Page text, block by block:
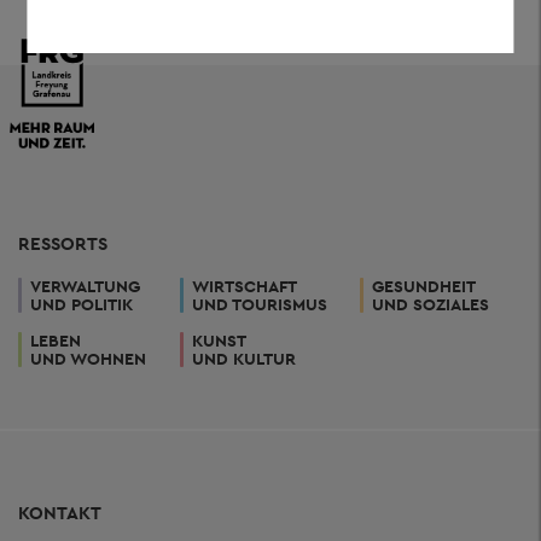
RESSORTS
VERWALTUNG
UND POLITIK
WIRTSCHAFT
UND TOURISMUS
GESUNDHEIT
UND SOZIALES
LEBEN
UND WOHNEN
KUNST
UND KULTUR
KONTAKT